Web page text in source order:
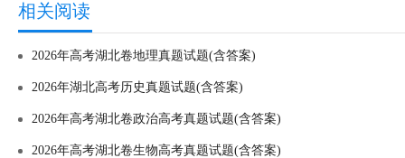
相关阅读
2026年高考湖北卷地理真题试题(含答案)
2026年湖北高考历史真题试题(含答案)
2026年高考湖北卷政治高考真题试题(含答案)
2026年高考湖北卷生物高考真题试题(含答案)